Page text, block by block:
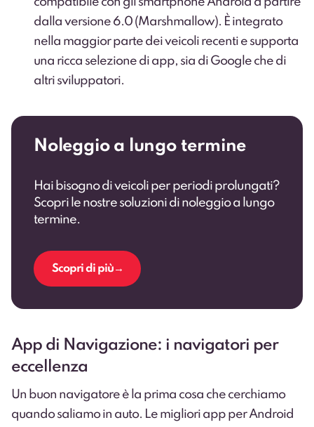
dalla versione 6.0 (Marshmallow). È integrato
nella maggior parte dei veicoli recenti e supporta
una ricca selezione di app, sia di Google che di
altri sviluppatori.
Noleggio a lungo termine
Hai bisogno di veicoli per periodi prolungati?
Scopri le nostre soluzioni di noleggio a lungo
termine.
Scopri di più
App di Navigazione: i navigatori per
eccellenza
Un buon navigatore è la prima cosa che cerchiamo
quando saliamo in auto. Le migliori app per Android